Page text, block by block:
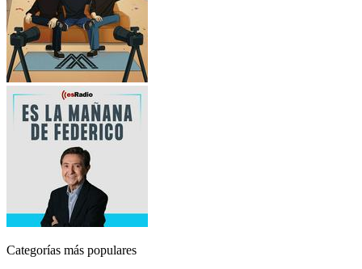
Categorías más populares